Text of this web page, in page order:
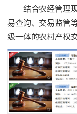
结合农经管理
易查询、交易监管
级一体的农村产权